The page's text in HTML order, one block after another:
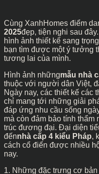
Cùng XanhHomes điểm
2025đẹp, tiện nghi sau
hình ảnh thiết kế sang
bạn tìm được một ý tưởng
tương lai của mình.
Hình ảnh nhữngmẫu nhà
thuộc với người dân Việt,
Ngày nay, các thiết kế các
chỉ mang tới những giải
đáp ứng nhu cầu sống
mà còn đảm bảo tính
trúc đương đại. Đại diện
đếnnhà cấp 4 kiểu Pháp,
cách cổ điển được nhiều
nay.
1. Những đặc trưng cơ